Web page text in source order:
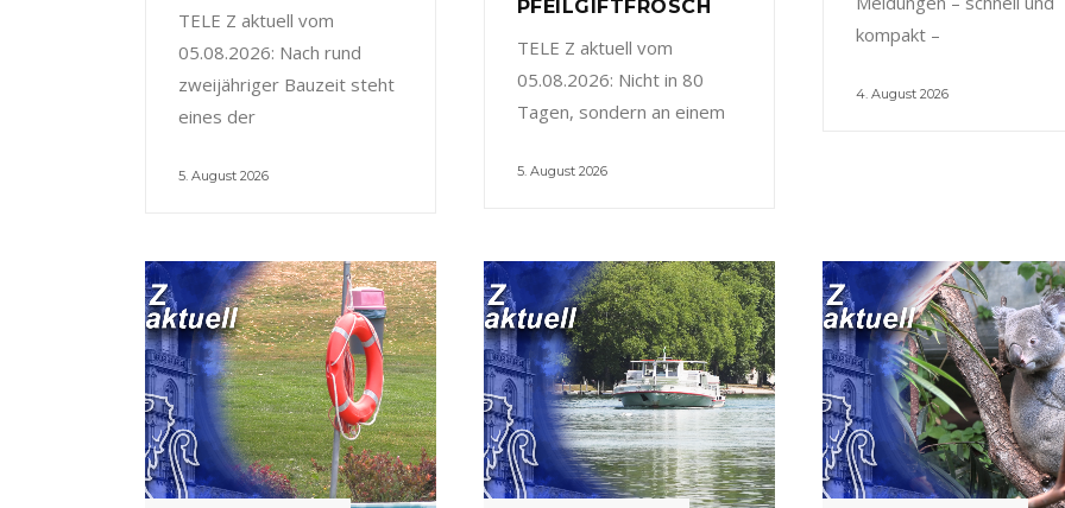
TELE Z aktuell vom
05.08.2026: Nach rund
zweijähriger Bauzeit steht
eines der
5. August 2026
PFEILGIFTFROSCH
TELE Z aktuell vom
05.08.2026: Nicht in 80
Tagen, sondern an einem
5. August 2026
kompakt –
4. August 2026